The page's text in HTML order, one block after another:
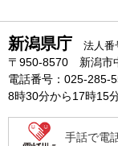
新潟県庁 法人番
〒950-8570 新潟市
電話番号：025-285-
8時30分から17時15
手話で電